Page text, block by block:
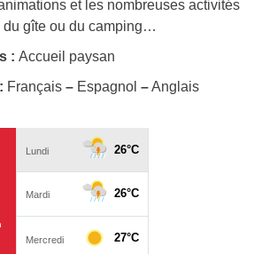
et les nombreuses activités
du gîte ou du camping…
: Accueil paysan
Français – Espagnol –Anglais